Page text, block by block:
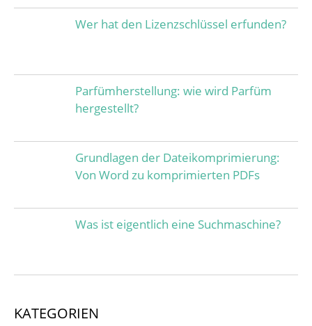
Wer hat den Lizenzschlüssel erfunden?
Parfümherstellung: wie wird Parfüm
hergestellt?
Grundlagen der Dateikomprimierung:
Von Word zu komprimierten PDFs
Was ist eigentlich eine Suchmaschine?
KATEGORIEN